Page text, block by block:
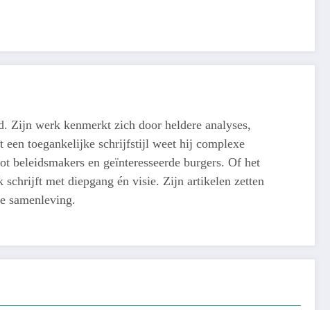
Zijn werk kenmerkt zich door heldere analyses,
een toegankelijke schrijfstijl weet hij complexe
beleidsmakers en geïnteresseerde burgers. Of het
schrijft met diepgang én visie. Zijn artikelen zetten
samenleving.